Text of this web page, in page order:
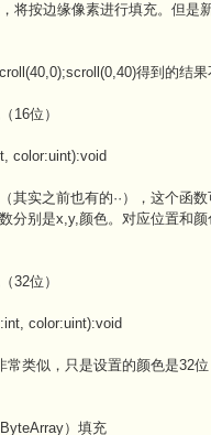
将按边缘像素进行填充。但是
得到的结果
16位）
color:uint):void
其实之前也有的··），这个函
分别是x,y,颜色。对应位置和
32位）
color:uint):void
常类似，只是设置的颜色是32
）填充